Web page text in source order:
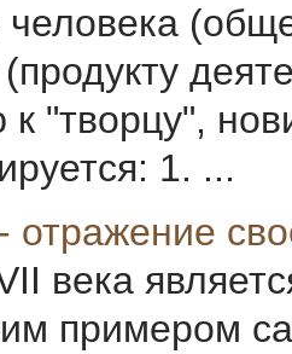
(продукту
"творцу",
1. ...
века
примером